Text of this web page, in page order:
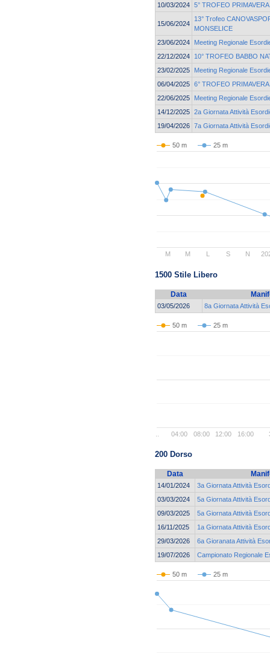
10/03/2024 5° TROFEO
15/06/2024
13° Trofeo
MONSELICE
23/06/2024
Meeting Regionale
22/12/2024
10° TROFEO BABBO
23/02/2025
Meeting Regionale
06/04/2025 6° TROFEO
22/06/2025
Meeting Regionale
14/12/2025 2a Giornata Attività
19/04/2026 7a Giornata Attività
50 m 25 m
M M S N
1500 Stile Libero
Data
03/05/2026 8a Giornata Attività
50 m 25 m
04:00 08:00 12:00 16:00
200 Dorso
Data
14/01/2024
3a Giornata Attività
03/03/2024
5a Giornata Attività
09/03/2025
5a Giornata Attività
16/11/2025
1a Giornata Attività
29/03/2026
6a Gioranata Attività
19/07/2026
Campionato Regionale
50 m 25 m